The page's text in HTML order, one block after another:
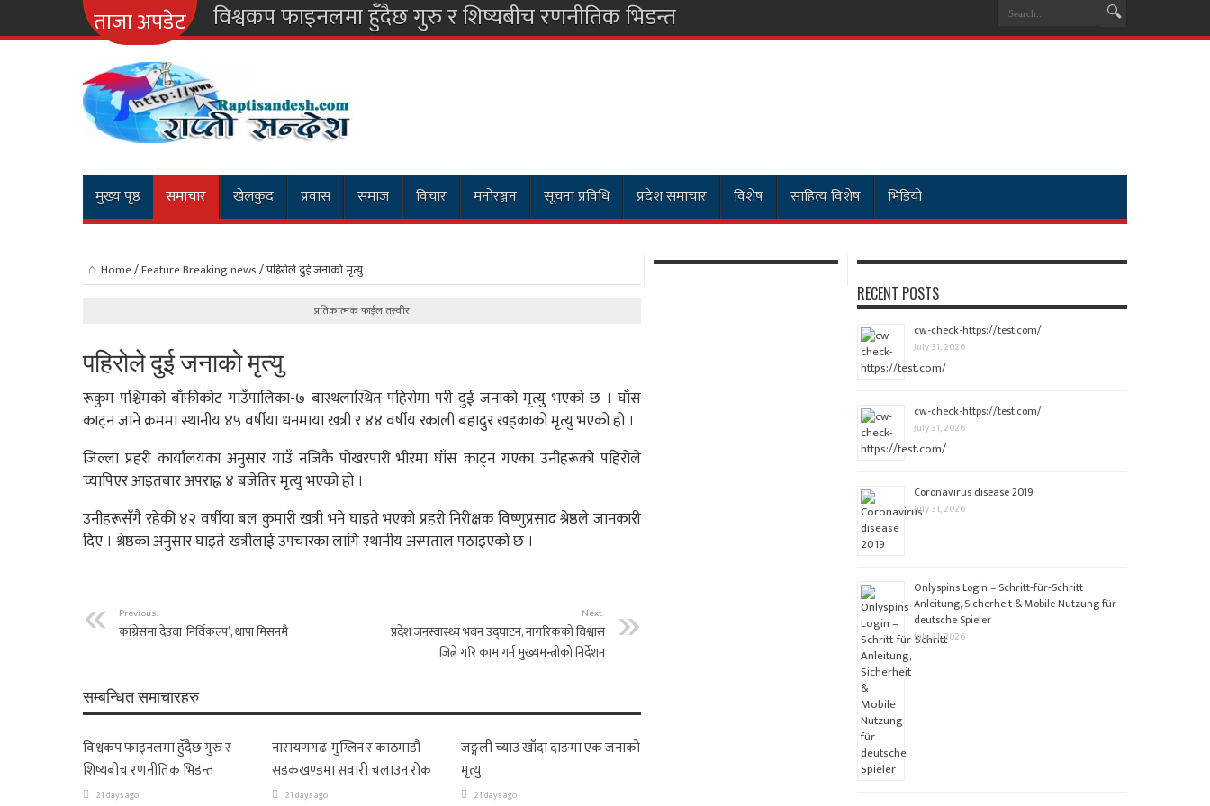
ताजा अपडेट
मुख्य पृष्ठ समाचार खेलकुद प्रवास समाज विचार मनोरञ्जन सूचना प्रविधि प्रदेश समाचार विशेष साहित्य विशेष भिडियो
Home/Feature Breaking news/पहिरोले दुई जनाको मृत्यु
प्रतिकात्मक फाईल तस्वीर
पहिरोले दुई जनाको मृत्यु
रूकुम पश्चिमको बाँफीकोट गाउँपालिका-७ बास्थलास्थित पहिरोमा परी दुई जनाको मृत्यु भएको छ । घाँस
काट्न जाने क्रममा स्थानीय ४५ वर्षीया धनमाया खत्री र ४४ वर्षीय रकाली बहादुर खड्काको मृत्यु भएको हो ।
जिल्ला प्रहरी कार्यालयका अनुसार गाउँ नजिकै पोखरपारी भीरमा घाँस काट्न गएका उनीहरूको पहिरोले
च्यापिएर आइतबार अपराह्न ४ बजेतिर मृत्यु भएको हो ।
उनीहरूसँगै रहेकी ४२ वर्षीया बल कुमारी खत्री भने घाइते भएको प्रहरी निरीक्षक विष्णुप्रसाद श्रेष्ठले जानकारी
दिए । श्रेष्ठका अनुसार घाइते खत्रीलाई उपचारका लागि स्थानीय अस्पताल पठाइएको छ ।
Previous:
कांग्रेसमा देउवा ‘निर्विकल्प’, थापा मिसनमै
Next:
प्रदेश जनस्वास्थ्य भवन उद्घाटन, नागरिकको विश्वास
जित्ने गरि काम गर्न मुख्यमन्त्रीको निर्देशन
सम्बन्धित समाचारहरु
विश्वकप फाइनलमा हुँदैछ गुरु र
शिष्यबीच रणनीतिक भिडन्त
21 days ago
नारायणगढ-मुग्लिन र काठमाडौं
सडकखण्डमा सवारी चलाउन रोक
21 days ago
जङ्गली च्याउ खाँदा दाङमा एक जनाको
मृत्यु
21 days ago
RECENT POSTS
cw-check-https://test.com/
July 31, 2026
cw-check-https://test.com/
July 31, 2026
Coronavirus disease 2019
July 31, 2026
Onlyspins Login – Schritt‑für‑Schritt
Anleitung, Sicherheit & Mobile Nutzung für
deutsche Spieler
July 31, 2026